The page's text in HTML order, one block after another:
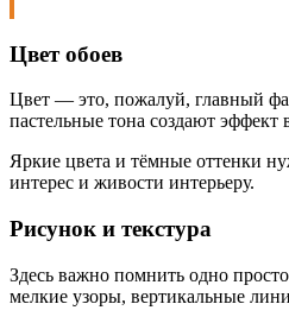
Цвет обоев
Цвет — это, пожалуй, главный
пастельные тона создают эффект
Яркие цвета и тёмные оттенки
интерес и живости интерьеру.
Рисунок и текстура
Здесь важно помнить одно
мелкие узоры, вертикальные